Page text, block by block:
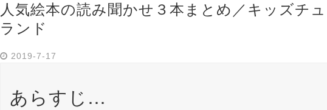
人気絵本の読み聞かせ３本まとめ／キッズチ
ランド
2019-7-17
あらすじ…